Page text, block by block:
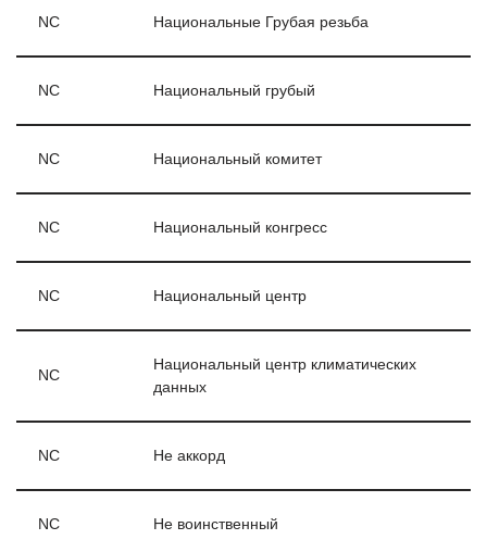
NC Национальные Грубая резьба
NC Национальный грубый
NC Национальный комитет
NC Национальный конгресс
NC Национальный центр
NC
Национальный центр климатических
данных
NC Не аккорд
NC Не воинственный